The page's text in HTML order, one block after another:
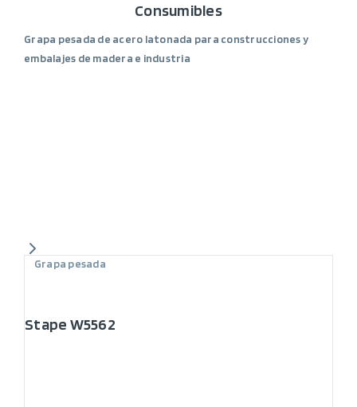
Consumibles
Grapa pesada de acero latonada para construcciones y
embalajes de madera e industria
Grapa pesada
Stape W5562